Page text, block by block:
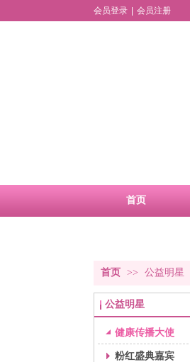
会员登录 会员注册
首页
首页 >> 公益明星
公益明星
健康传播大使
粉红盛典嘉宾